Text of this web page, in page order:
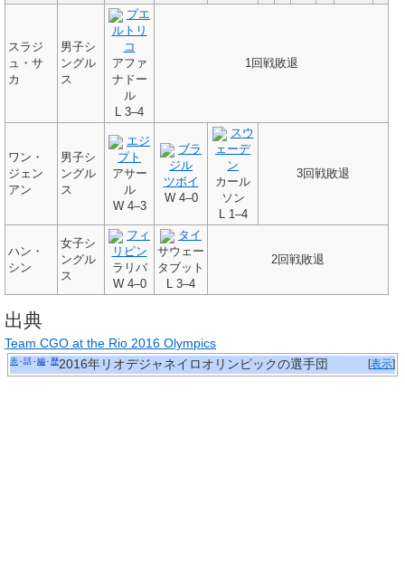
スラジ
ュ・サ
カ
男子シ
ングル
ス
プエ
ルトリ
コ
アファ
ナドー
ル
3–4
1回戦敗退
ワン・
ジェン
アン
男子シ
ングル
ス
エジ
プト
アサー
ル
W4–3
ブラ
ジル
ツボイ
W4–0
スウ
ェーデ
ン
カール
ソン
1–4
3回戦敗退
ハン・
シン
女子シ
ングル
ス
フィ
リピン
ラリバ
W4–0
タイ
サウェー
タブット
3–4
2回戦敗退
出典
Team CGO at the Rio 2016 Olympics
[表示]
表 話 編 歴2016年リオデジャネイロオリンピックの選手団